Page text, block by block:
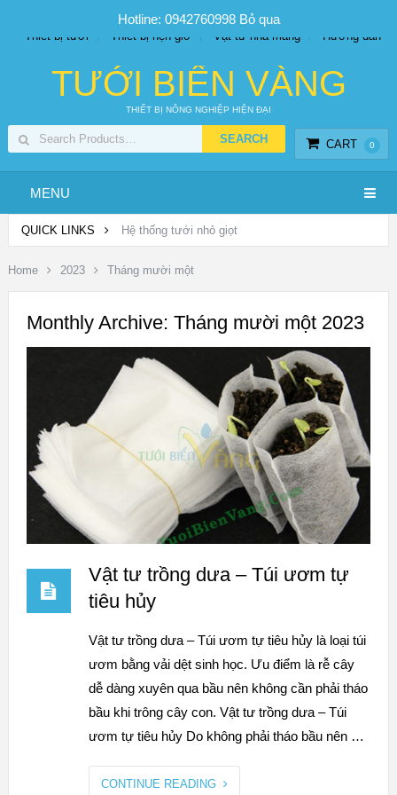
SP PHUN SƯƠNG GIÁ TỐT Bộ KIT tưới
Thiết bị tưới
Thiết bị hẹn giờ Vật tư nhà màng Hướng dẫn
TƯỚI BIỂN VÀNG
THIẾT BỊ NÔNG NGHIỆP HIỆN ĐẠI
CART 0
MENU
QUICK LINKS Hệ thống tưới nhỏ giọt
Home 2023 Tháng mười một
Monthly Archive: Tháng mười một 2023
Vật tư trồng dưa – Túi ươm tự
tiêu hủy
Vật tư trồng dưa – Túi ươm tự tiêu hủy là loại túi
ươm bằng vải dệt sinh học. Ưu điểm là rễ cây
dễ dàng xuyên qua bầu nên không cần phải tháo
bầu khi trông cây con. Vật tư trồng dưa – Túi
ươm tự tiêu hủy Do không phải tháo bầu nên …
CONTINUE READING
Hotline: 0942760998 Bỏ qua